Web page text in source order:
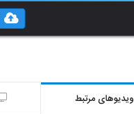
ویدیوهای مرتبط